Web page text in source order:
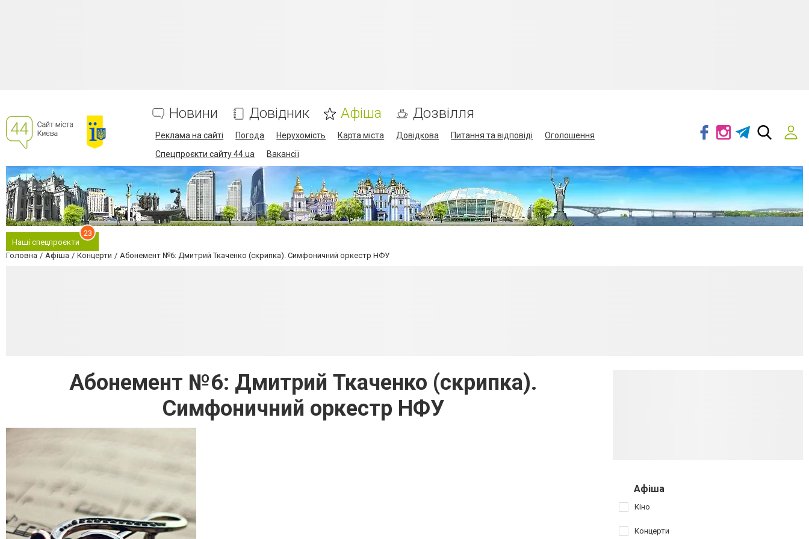
Новини Довідник Афіша Дозвілля
Реклама на сайті Погода Нерухомість Карта міста Довідкова Питання та відповіді
Оголошення
Спецпроєкти сайту 44.ua
Вакансії
Наші спецпроєкти
23
Головна Афіша Концерти Абонемент №6: Дмитрий Ткаченко (скрипка). Симфоничний оркестр НФУ
Абонемент №6: Дмитрий Ткаченко (скрипка).
Симфоничний оркестр НФУ
Афіша
Кіно
Концерти